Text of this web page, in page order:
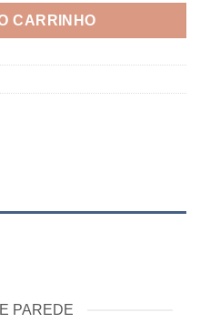
CARRINHO
PAREDE